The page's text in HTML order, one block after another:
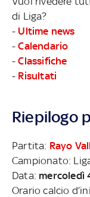
di Liga?
- Ultime news
-Calendario
-Classifiche
- Risultati
Riepilogo
Partita: Rayo
Campionato:
Data: mercoledì
Orario calcio